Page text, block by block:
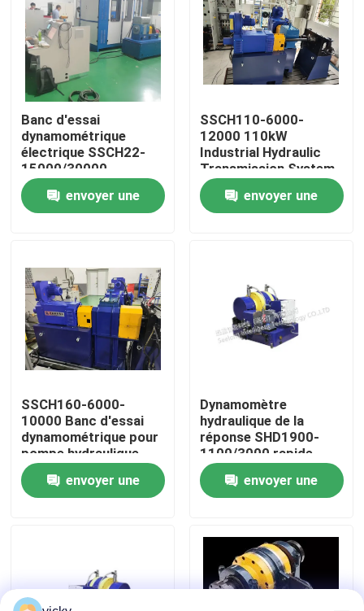
À la maison
Produits
Visite de l'usine
Contrôle qualité
Contactez-nous
Nouvelles
Les affaires
Dynamomètre à grande vitesse
Banc d'essai
dynamométrique
électrique SSCH22-
15000/30000
envoyer une
SSCH110-6000-
12000 110kW
Industrial Hydraulic
Transmission System
Test Bench
envoyer une
SSCH160-6000-
10000 Banc d'essai
dynamométrique pour
pompe hydraulique
industrielle de 160 kW
envoyer une
Dynamomètre
hydraulique de la
réponse SHD1900-
1100/3000 rapide
envoyer une